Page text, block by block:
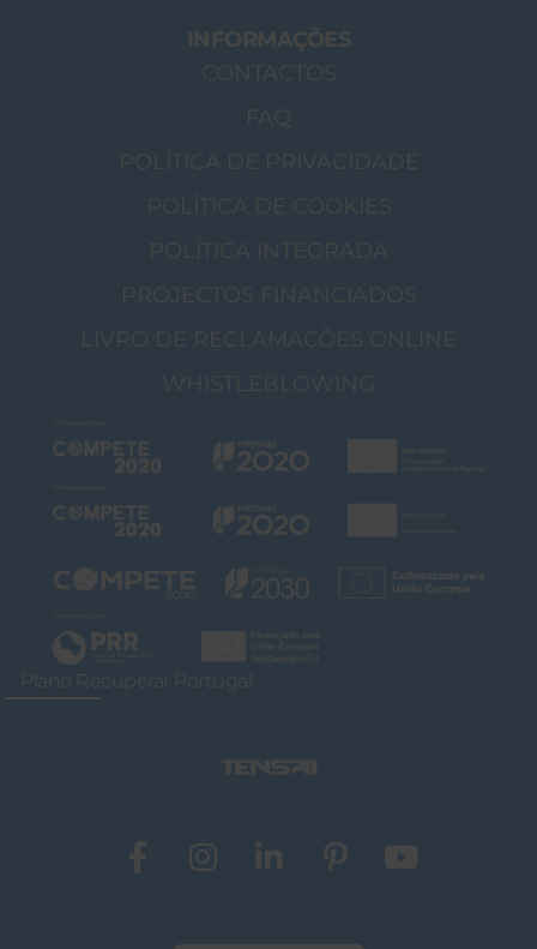
INFORMAÇÕES
CONTACTOS
FAQ
POLÍTICA DE PRIVACIDADE
POLÍTICA DE COOKIES
POLÍTICA INTEGRADA
PROJECTOS FINANCIADOS
LIVRO DE RECLAMAÇÕES ONLINE
WHISTLEBLOWING
Plano Recuperar Portugal